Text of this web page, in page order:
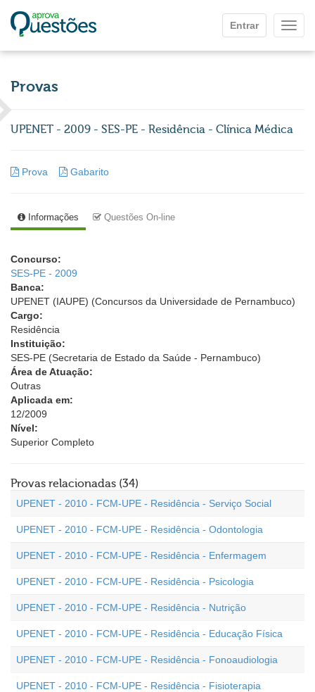
Entrar
Provas
UPENET - 2009 - SES-PE - Residência - Clínica Médica
Prova Gabarito
Informações Questões On-line
Concurso:
SES-PE - 2009
Banca:
UPENET (IAUPE) (Concursos da Universidade de Pernambuco)
Cargo:
Residência
Instituição:
SES-PE (Secretaria de Estado da Saúde - Pernambuco)
Área de Atuação:
Outras
Aplicada em:
12/2009
Nível:
Superior Completo
Provas relacionadas (34)
UPENET - 2010 - FCM-UPE - Residência - Serviço Social
UPENET - 2010 - FCM-UPE - Residência - Odontologia
UPENET - 2010 - FCM-UPE - Residência - Enfermagem
UPENET - 2010 - FCM-UPE - Residência - Psicologia
UPENET - 2010 - FCM-UPE - Residência - Nutrição
UPENET - 2010 - FCM-UPE - Residência - Educação Física
UPENET - 2010 - FCM-UPE - Residência - Fonoaudiologia
UPENET - 2010 - FCM-UPE - Residência - Fisioterapia